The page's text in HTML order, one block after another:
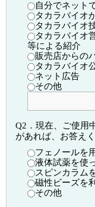
自分でネット
タカラバイオ
タカラバイオ
タカラバイオ
等による紹介
販売店からの
タカラバイオ
ネット広告
その他
Q2．現在、ご使用
があれば、お答えく
フェノールを
液体試薬を使
スピンカラム
磁性ビーズを
その他